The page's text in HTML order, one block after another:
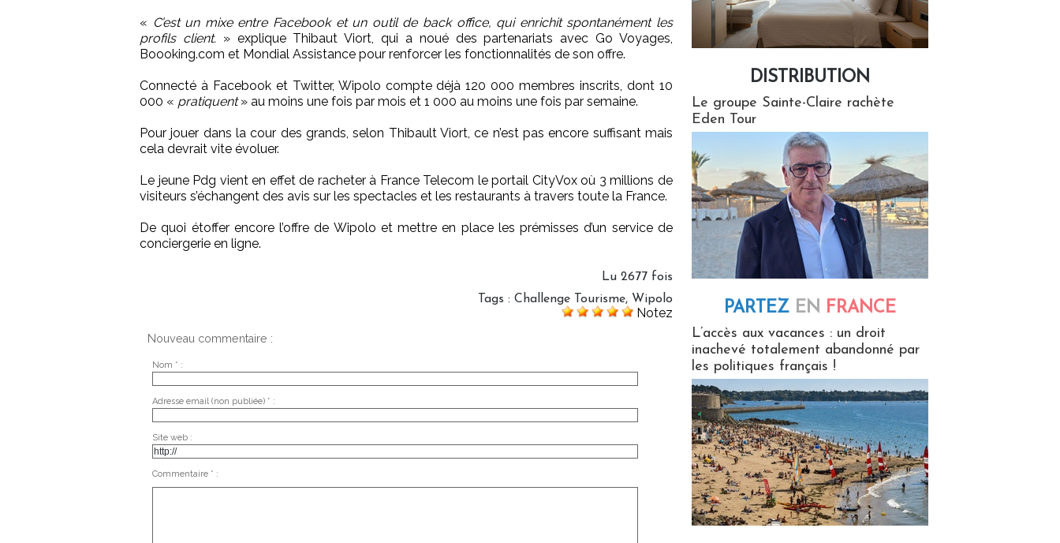
« C’est un mixe entre Facebook et un outil de back office, qui enrichit spontanément les
profils client.» explique Thibaut Viort, qui a noué des partenariats avec Go Voyages,
Boooking.com et Mondial Assistance pour renforcer les fonctionnalités de son offre.
Connecté à Facebook et Twitter, Wipolo compte déjà 120 000 membres inscrits, dont 10
000 « pratiquent» au moins une fois par mois et 1 000 au moins une fois par semaine.
Pour jouer dans la cour des grands, selon Thibault Viort, ce n’est pas encore suffisant mais
cela devrait vite évoluer.
Le jeune Pdg vient en effet de racheter à France Telecom le portail CityVox où 3 millions de
visiteurs s’échangent des avis sur les spectacles et les restaurants à travers toute la France.
De quoi étoffer encore l’offre de Wipolo et mettre en place les prémisses d’un service de
conciergerie en ligne.
Lu 2677 fois
Tags : Challenge Tourisme, Wipolo
Notez
Nouveau commentaire :
Nom * :
Adresse email (non publiée) * :
Site web :
Commentaire * :
DISTRIBUTION
Le groupe Sainte-Claire rachète
Eden Tour
PARTEZ EN FRANCE
L’accès aux vacances : un droit
inachevé totalement abandonné par
les politiques français !